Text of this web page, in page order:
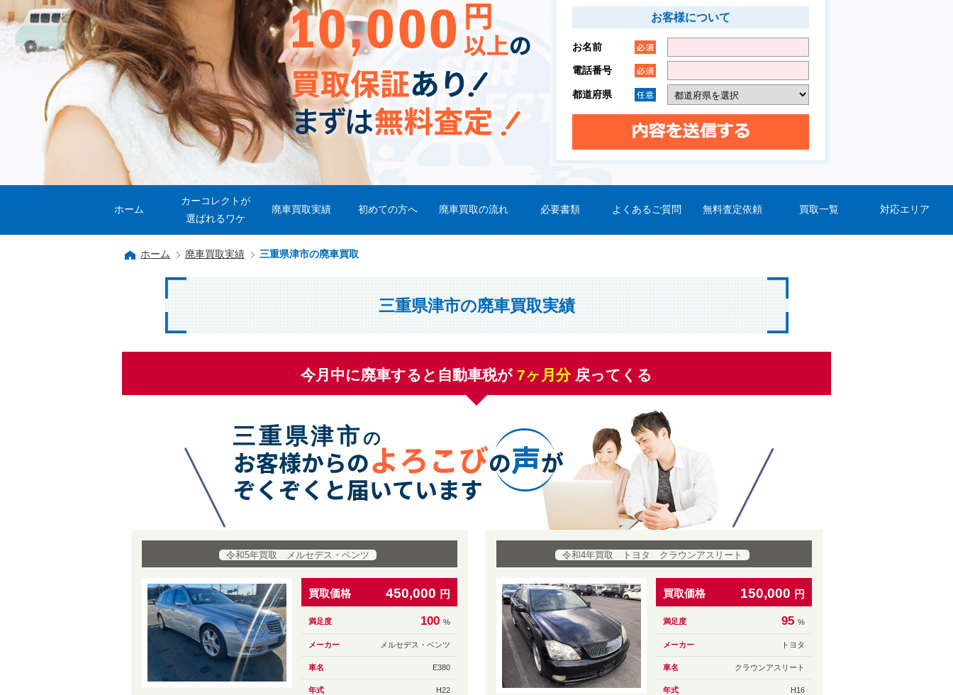
お客様について
お名前
電話番号
都道府県
ホーム
カーコレクトが
選ばれるワケ
廃車買取実績 初めての方へ 廃車買取の流れ 必要書類 よくあるご質問 無料査定依頼 買取一覧 対応エリア
ホーム 廃車買取実績 三重県津市の廃車買取
三重県津市の廃車買取実績
今月中に廃車すると自動車税が 7ヶ月分戻ってくる
三重県津市 の
令和5年買取 メルセデス・ベンツ
買取価格 450,000 円
満足度 100 %
メーカー メルセデス・ベンツ
車名 E380
年式 H22
令和4年買取 トヨタ クラウンアスリート
買取価格 150,000 円
満足度 95 %
メーカー トヨタ
車名 クラウンアスリート
年式 H16